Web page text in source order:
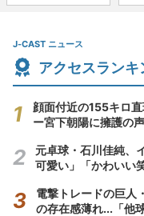
J-CAST ニュース
アクセスランキ
顔面付近の155キロ
ー宮下朝陽に擁護の
元卓球・石川佳純、
可愛い」「かわいい
電撃トレードの巨人
の存在感薄れ...「他